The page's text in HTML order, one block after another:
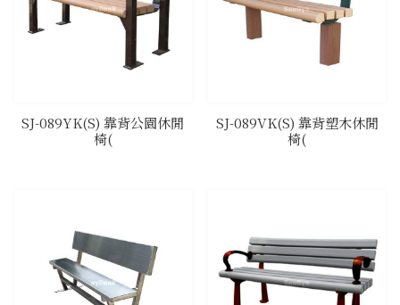
SJ-089YK(S) 靠背公園休閒
椅(
SJ-089VK(S) 靠背塑木休閒
椅(